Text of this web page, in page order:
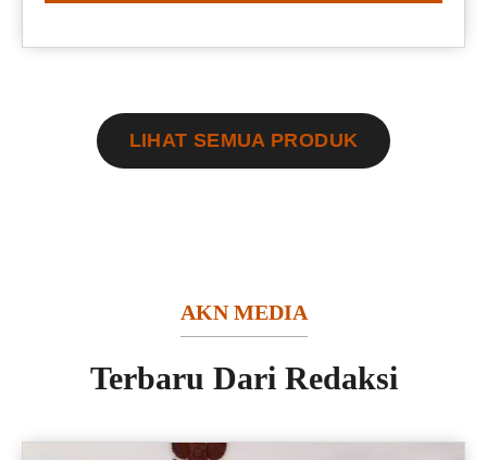
LIHAT SEMUA PRODUK
AKN MEDIA
Terbaru Dari Redaksi